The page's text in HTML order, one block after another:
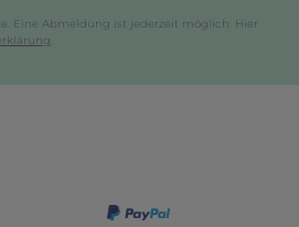
Eine Abmeldung ist jederzeit möglich. Hier